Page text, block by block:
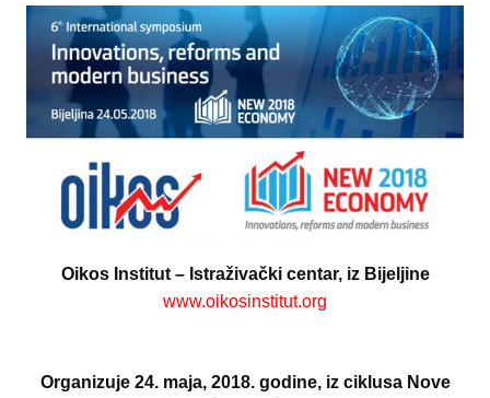
Oikos Institut – Istraživački centar, iz Bijeljine
www.oikosinstitut.org
Organizuje 24. maja, 2018. godine, iz ciklusa Nove